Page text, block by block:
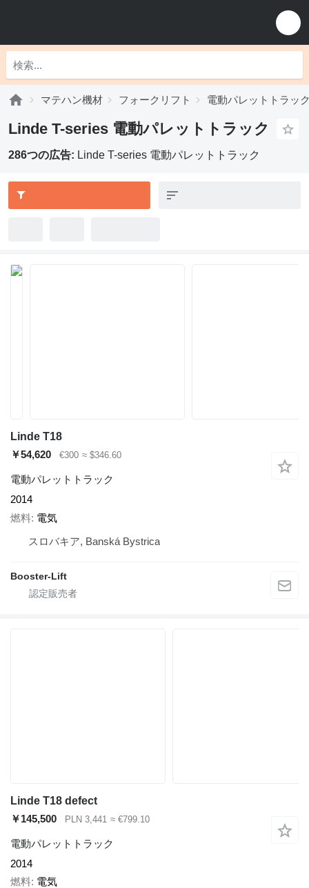
マテハン機材 フォークリフト 電動パレットトラッ
Linde T-series 電動パレットトラック
286つの広告: Linde T-series 電動パレットトラック
Linde T18
￥54,620
€300 ≈ $346.60
電動パレットトラック
2014
燃料 電気
スロバキア, Banská Bystrica
Booster-Lift
Linde T18 defect
￥145,500
PLN 3,441 ≈ €799.10
電動パレットトラック
2014
燃料 電気